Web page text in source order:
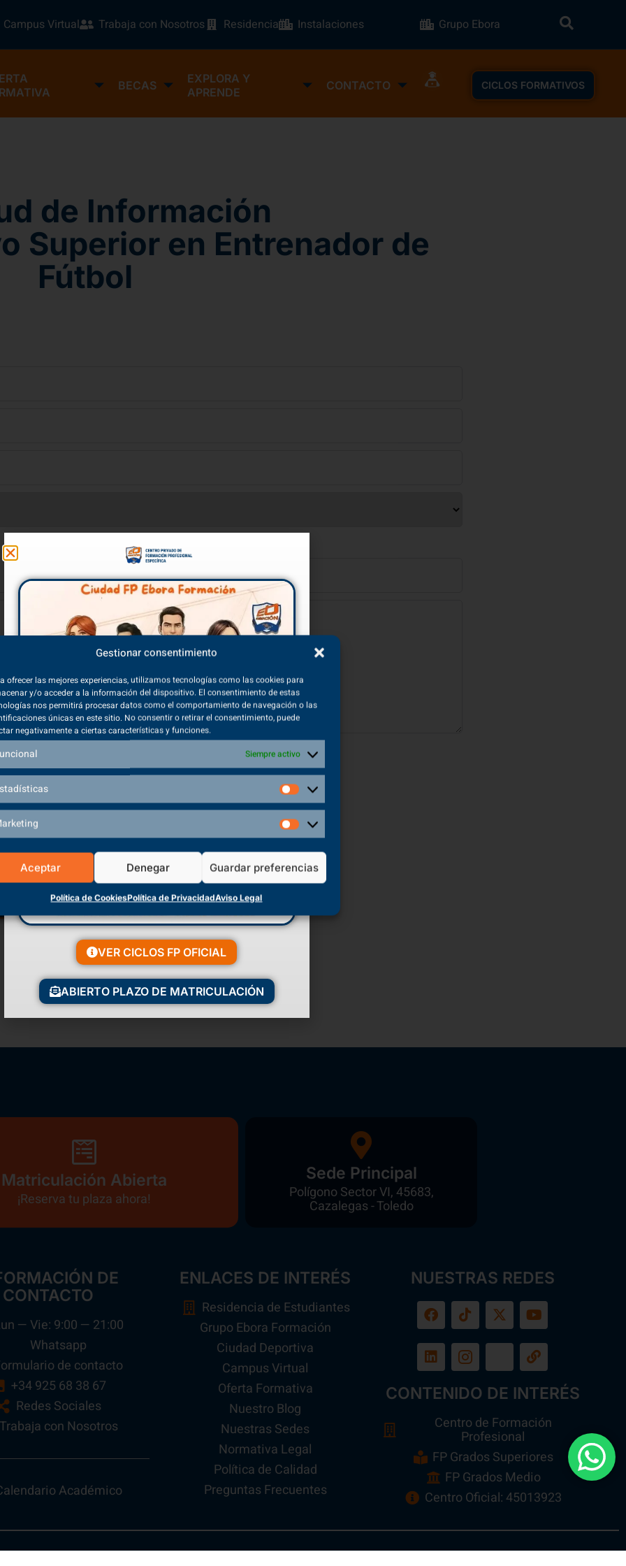
Gestionar consentimiento
ofrecer las mejores experiencias, utilizamos tecnologías como las cookies para
y/o acceder a la información del dispositivo. El consentimiento de estas
nos permitirá procesar datos como el comportamiento de navegación o las
únicas en este sitio. No consentir o retirar el consentimiento, puede
negativamente a ciertas características y funciones.
Siempre activo
Aceptar Denegar Guardar preferencias
Política de CookiesPolítica de PrivacidadAviso Legal
Campus Virtual Trabaja con Nosotros Residencia Instalaciones Grupo Ebora
BECAS
EXPLORA Y
APRENDE
CONTACTO CICLOS FORMATIVOS
de Información
Superior en Entrenador de
Fútbol
información sobre protección de datos
Matriculación Abierta
¡Reserva tu plaza ahora!
Sede Principal
Polígono Sector VI, 45683,
Cazalegas - Toledo
DE
CONTACTO
— Vie: 9:00 — 21:00
Whatsapp
de contacto
+34 925 68 38 67
Redes Sociales
Trabaja con Nosotros
Académico
ENLACES DE INTERÉS
Residencia de Estudiantes
Grupo Ebora Formación
Ciudad Deportiva
Campus Virtual
Oferta Formativa
Nuestro Blog
Nuestras Sedes
Normativa Legal
Política de Calidad
Preguntas Frecuentes
NUESTRAS REDES
CONTENIDO DE INTERÉS
Centro de Formación
Profesional
FP Grados Superiores
FP Grados Medio
Centro Oficial: 45013923
VER CICLOS FP OFICIAL
ABIERTO PLAZO DE MATRICULACIÓN